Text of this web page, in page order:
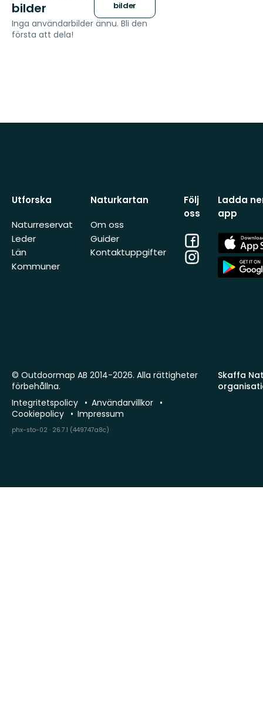
bilder
bilder
Inga användarbilder ännu. Bli den
första att dela!
Utforska
Naturreservat
Leder
Län
Kommuner
Naturkartan
Om oss
Guider
Kontaktuppgifter
Följ
oss
Facebook
Instagram
Ladda
app
App
Store
App
Store
Skaffa
© Outdoormap AB 2014-2026. Alla rättigheter
förbehållna.
Integritetspolicy
Användarvillkor
Cookiepolicy
Impressum
phx-sto-02 · 26.7.1 (449747a8c)